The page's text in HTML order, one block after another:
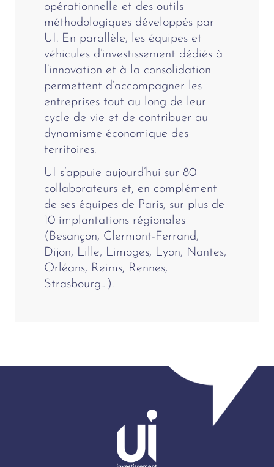
opérationnelle et des outils
méthodologiques développés par
UI. En parallèle, les équipes et
véhicules d’investissement dédiés à
l’innovation et à la consolidation
permettent d’accompagner les
entreprises tout au long de leur
cycle de vie et de contribuer au
dynamisme économique des
territoires.
UI s’appuie aujourd’hui sur 80
collaborateurs et, en complément
de ses équipes de Paris, sur plus de
10 implantations régionales
(Besançon, Clermont-Ferrand,
Dijon, Lille, Limoges, Lyon, Nantes,
Orléans, Reims, Rennes,
Strasbourg…).